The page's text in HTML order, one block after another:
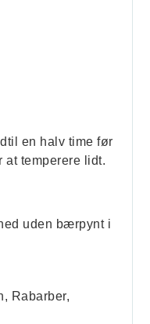
en halv time før
temperere lidt.
uden bærpynt i
Rabarber,